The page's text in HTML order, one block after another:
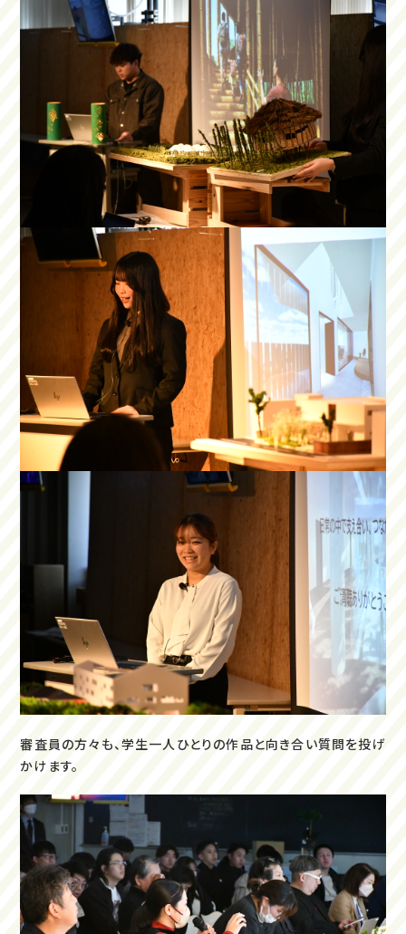
審査員の方々も、学生一人ひとりの作品と向き合い質問を投げ
かけます。